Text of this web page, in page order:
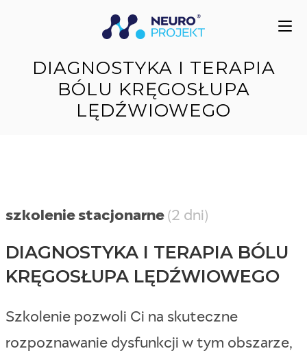
DIAGNOSTYKA I TERAPIA
BÓLU KRĘGOSŁUPA
LĘDŹWIOWEGO
szkolenie stacjonarne(2 dni)
DIAGNOSTYKA I TERAPIA BÓLU
KRĘGOSŁUPA LĘDŹWIOWEGO
Szkolenie pozwoli Ci na skuteczne
rozpoznawanie dysfunkcji w tym obszarze,